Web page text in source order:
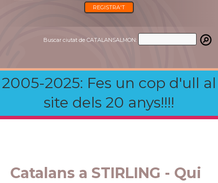
REGISTRA'T
Buscar ciutat de CATALANSALMON:
2005-2025: Fes un cop d'ull al
site dels 20 anys!!!!
Catalans a STIRLING - Qui